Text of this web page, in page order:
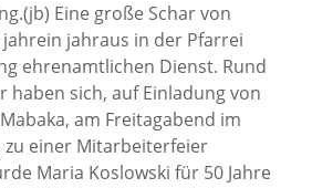
Eine große Schar von
jahraus in der Pfarrei
ehrenamtlichen Dienst. Rund
haben sich, auf Einladung von
am Freitagabend im
zu einer Mitarbeiterfeier
Maria Koslowski für 50 Jahre